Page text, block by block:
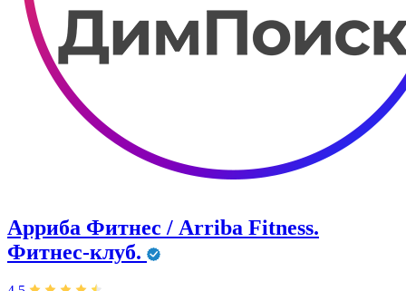
Арриба Фитнес / Arriba Fitness.
Фитнес-клуб.